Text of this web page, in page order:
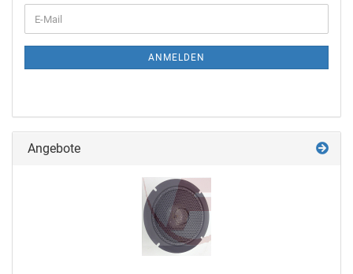
ANMELDEN
Angebote